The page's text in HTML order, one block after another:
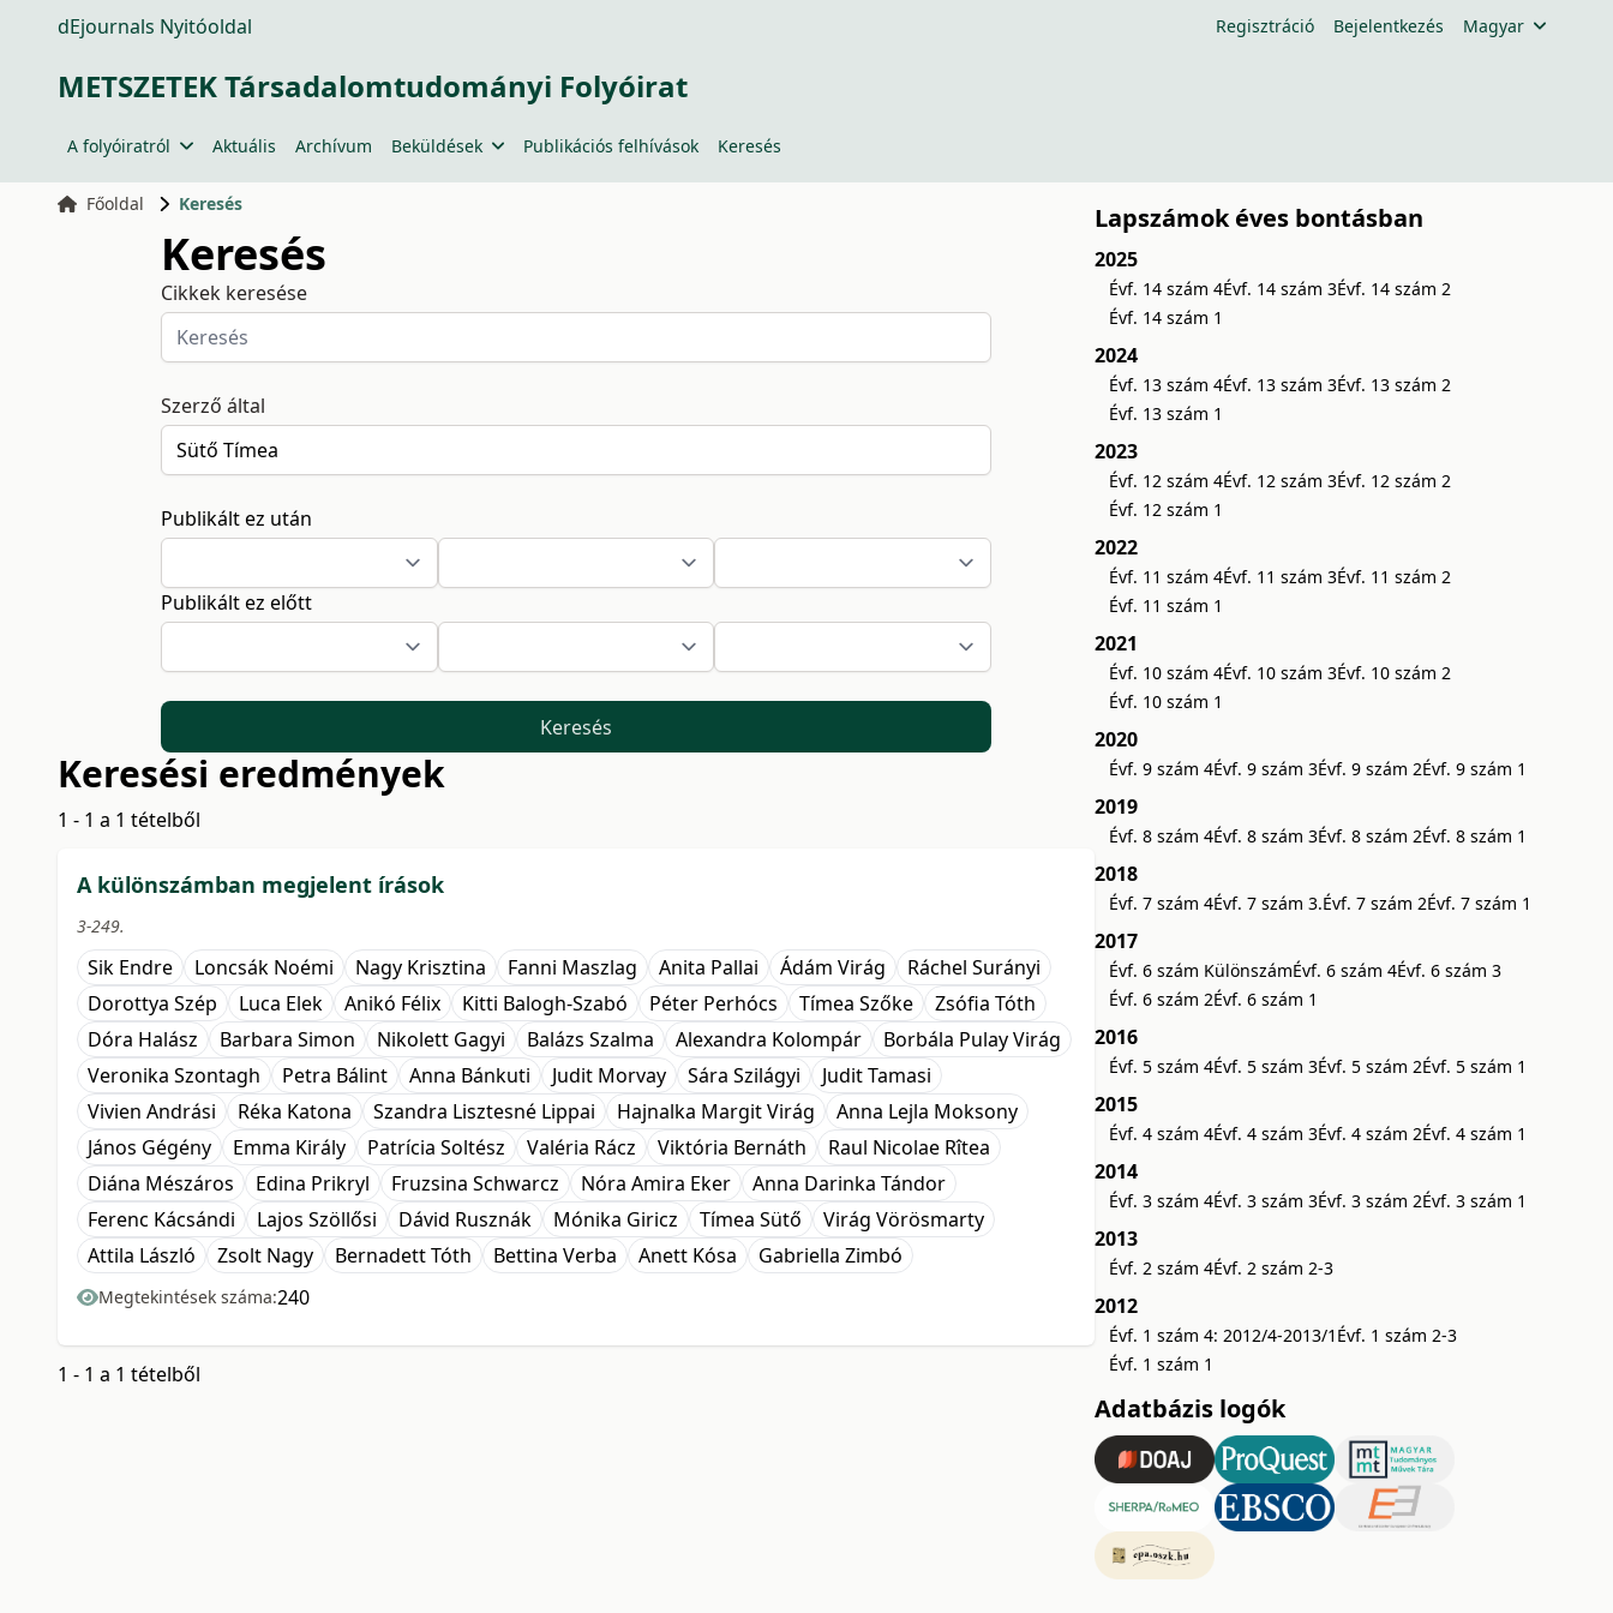
dEjournals Nyitóoldal Regisztráció Bejelentkezés Magyar
METSZETEK Társadalomtudományi Folyóirat
A folyóiratról Aktuális Archívum Beküldések Publikációs felhívások Keresés
Főoldal Keresés
Keresés
Cikkek keresése
Szerző által
Publikált ez után
Publikált ez előtt
Keresés
Keresési eredmények
1 - 1 a 1 tételből
A különszámban megjelent írások
3-249.
Sik Endre Loncsák Noémi Nagy Krisztina Fanni Maszlag Anita Pallai Ádám Virág
Ráchel Surányi
Dorottya Szép
Luca Elek Anikó Félix Kitti Balogh-Szabó Péter Perhócs Tímea Szőke
Zsófia Tóth
Dóra Halász
Barbara Simon Nikolett Gagyi Balázs Szalma Alexandra Kolompár
Borbála Pulay Virág
Veronika Szontagh
Petra Bálint Anna Bánkuti Judit Morvay Sára Szilágyi
Judit Tamasi
Vivien Andrási
Réka Katona Szandra Lisztesné Lippai Hajnalka Margit Virág
Anna Lejla Moksony
János Gégény
Emma Király Patrícia Soltész Valéria Rácz Viktória Bernáth
Raul Nicolae Rîtea
Diána Mészáros
Edina Prikryl Fruzsina Schwarcz Nóra Amira Eker
Anna Darinka Tándor
Ferenc Kácsándi
Lajos Szöllősi Dávid Rusznák Mónika Giricz Tímea Sütő
Virág Vörösmarty
Attila László
Zsolt Nagy Bernadett Tóth Bettina Verba Anett Kósa Gabriella Zimbó
Megtekintések száma:240
1 - 1 a 1 tételből
Lapszámok éves bontásban
2025
Évf. 14 szám 4Évf. 14 szám 3Évf. 14 szám 2
Évf. 14 szám 1
2024
Évf. 13 szám 4Évf. 13 szám 3Évf. 13 szám 2
Évf. 13 szám 1
2023
Évf. 12 szám 4Évf. 12 szám 3Évf. 12 szám 2
Évf. 12 szám 1
2022
Évf. 11 szám 4Évf. 11 szám 3Évf. 11 szám 2
Évf. 11 szám 1
2021
Évf. 10 szám 4Évf. 10 szám 3Évf. 10 szám 2
Évf. 10 szám 1
2020
Évf. 9 szám 4Évf. 9 szám 3Évf. 9 szám 2Évf. 9 szám 1
2019
Évf. 8 szám 4Évf. 8 szám 3Évf. 8 szám 2Évf. 8 szám 1
2018
Évf. 7 szám 4Évf. 7 szám 3.Évf. 7 szám 2Évf. 7 szám 1
2017
Évf. 6 szám KülönszámÉvf. 6 szám 4Évf. 6 szám 3
Évf. 6 szám 2Évf. 6 szám 1
2016
Évf. 5 szám 4Évf. 5 szám 3Évf. 5 szám 2Évf. 5 szám 1
2015
Évf. 4 szám 4Évf. 4 szám 3Évf. 4 szám 2Évf. 4 szám 1
2014
Évf. 3 szám 4Évf. 3 szám 3Évf. 3 szám 2Évf. 3 szám 1
2013
Évf. 2 szám 4Évf. 2 szám 2-3
2012
Évf. 1 szám 4: 2012/4-2013/1 Évf. 1 szám 2-3
Évf. 1 szám 1
Adatbázis logók